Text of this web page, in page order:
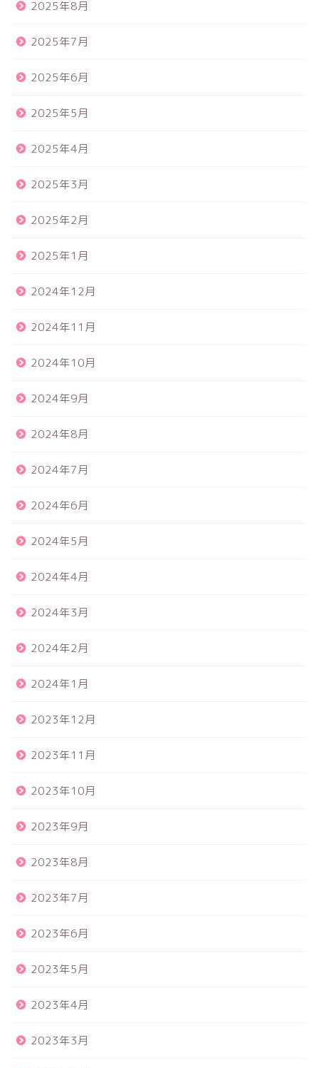
2025年8月
2025年7月
2025年6月
2025年5月
2025年4月
2025年3月
2025年2月
2025年1月
2024年12月
2024年11月
2024年10月
2024年9月
2024年8月
2024年7月
2024年6月
2024年5月
2024年4月
2024年3月
2024年2月
2024年1月
2023年12月
2023年11月
2023年10月
2023年9月
2023年8月
2023年7月
2023年6月
2023年5月
2023年4月
2023年3月